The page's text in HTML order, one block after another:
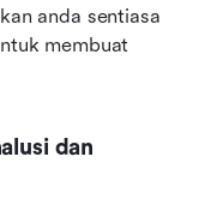
anda sentiasa
membuat
dan